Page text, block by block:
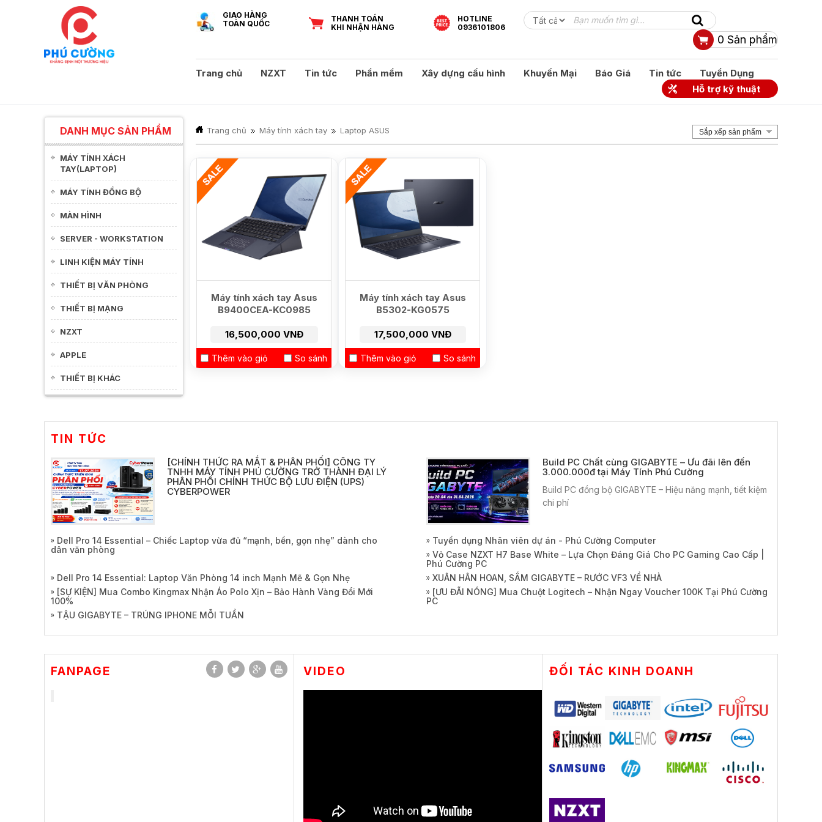
GIAO HÀNG
TOÀN QUỐC
THANH TOÁN
KHI NHẬN HÀNG
HOTLINE
0936101806
0 Sản phẩm
Trang chủ NZXT Tin tức Phần mềm Xây dựng cấu hình Khuyến Mại Báo Giá Tin tức
Tuyển Dụng
Hỗ trợ kỹ thuật
DANH MỤC SẢN PHẨM
MÁY TÍNH XÁCH
TAY(LAPTOP)
MÁY TÍNH ĐỒNG BỘ
MÀN HÌNH
SERVER - WORKSTATION
LINH KIỆN MÁY TÍNH
THIẾT BỊ VĂN PHÒNG
THIẾT BỊ MẠNG
NZXT
APPLE
THIẾT BỊ KHÁC
Trang chủ Máy tính xách tay Laptop ASUS Sắp xếp sản phẩm
NEW
Máy tính xách tay Asus
B9400CEA-KC0985
16,500,000 VNĐ
Thêm vào giỏ So sánh
HOT
Máy tính xách tay Asus
B5302-KG0575
17,500,000 VNĐ
Thêm vào giỏ So sánh
TIN TỨC
[CHÍNH THỨC RA MẮT & PHÂN PHỐI] CÔNG TY
TNHH MÁY TÍNH PHÚ CƯỜNG TRỞ THÀNH ĐẠI LÝ
PHÂN PHỐI CHÍNH THỨC BỘ LƯU ĐIỆN (UPS)
CYBERPOWER
Build PC Chất cùng GIGABYTE – Ưu đãi lên đến
3.000.000đ tại Máy Tính Phú Cường
Build PC đồng bộ GIGABYTE – Hiệu năng mạnh, tiết kiệm
chi phí
Dell Pro 14 Essential – Chiếc Laptop vừa đủ “mạnh, bền, gọn nhẹ” dành cho
dân văn phòng
Tuyển dụng Nhân viên dự án - Phú Cường Computer
Vỏ Case NZXT H7 Base White – Lựa Chọn Đáng Giá Cho PC Gaming Cao Cấp |
Phú Cường PC
Dell Pro 14 Essential: Laptop Văn Phòng 14 inch Mạnh Mẽ & Gọn Nhẹ
XUÂN HÂN HOAN, SẮM GIGABYTE – RƯỚC VF3 VỀ NHÀ
[SỰ KIỆN] Mua Combo Kingmax Nhận Áo Polo Xịn – Bảo Hành Vàng Đổi Mới
100%
[ƯU ĐÃI NÓNG] Mua Chuột Logitech – Nhận Ngay Voucher 100K Tại Phú Cường
PC
TẬU GIGABYTE – TRÚNG IPHONE MỖI TUẦN
FANPAGE VIDEO ĐỐI TÁC KINH DOANH